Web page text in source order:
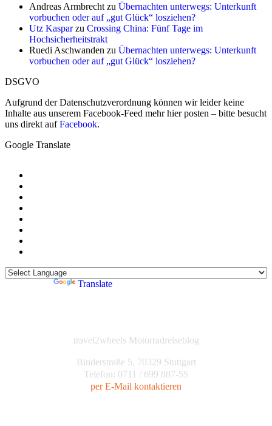
Andreas Armbrecht zu Übernachten unterwegs: Unterkunft
vorbuchen oder auf „gut Glück“ losziehen?
Utz Kasparzu Crossing China: Fünf Tage im
Hochsicherheitstrakt
Ruedi Aschwanden zu Übernachten unterwegs: Unterkunft
vorbuchen oder auf „gut Glück“ losziehen?
DSGVO
Aufgrund der Datenschutzverordnung können wir leider keine
Inhalte aus unserem Facebook-Feed mehr hier posten – bitte besucht
uns direkt aufFacebook.
Google Translate
Translate
travel2wheels Motorradreiseblog
Binderstraße 5, 70329 Stuttgart
Telefon: 0711 / 699 887-55
per E-Mail kontaktieren